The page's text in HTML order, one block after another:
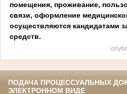
помещения, проживание,
связи, оформление
осуществляются кандидатами
средств.
ПОДАЧА ПРОЦЕССУАЛЬНЫХ
ЭЛЕКТРОННОМ ВИДЕ